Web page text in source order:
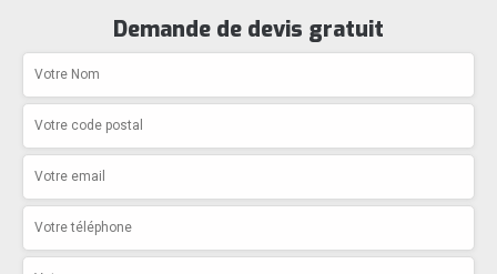
Demande de devis gratuit